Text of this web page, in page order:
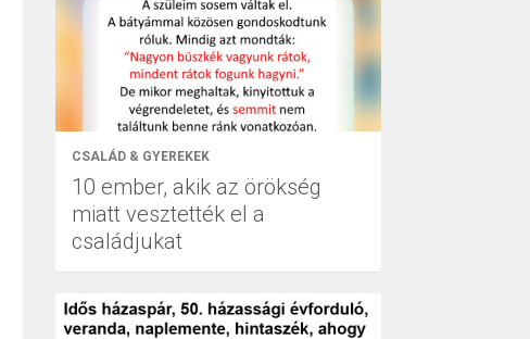
CSALÁD & GYEREKEK
10 ember, akik az örökség
miatt vesztették el a
családjukat